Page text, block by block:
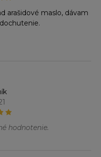
arašidové maslo, dávam
hodnotenie.